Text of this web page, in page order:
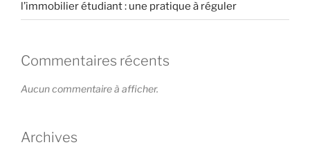
l’immobilier étudiant : une pratique à réguler
Commentaires récents
Aucun commentaire à afficher.
Archives